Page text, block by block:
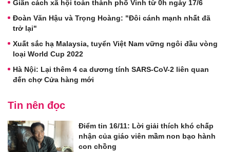
Giãn cách xã hội toàn thành phố Vinh từ 0h ngày 17/6
Đoàn Văn Hậu và Trọng Hoàng: "Đôi cánh mạnh nhất đã
trở lại"
Xuất sắc hạ Malaysia, tuyển Việt Nam vững ngôi đầu vòng
loại World Cup 2022
Hà Nội: Lại thêm 4 ca dương tính SARS-CoV-2 liên quan
đến chợ Cửa hàng mới
Tin nên đọc
Điểm tin 16/11: Lời giải thích khó chấp
nhận của giáo viên mầm non bạo hành
con chồng